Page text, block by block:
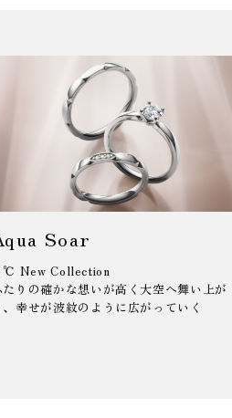
Soar
℃ New Collection
たりの確かな想いが高く大空へ舞い上が
、幸せが波紋のように広がっていく